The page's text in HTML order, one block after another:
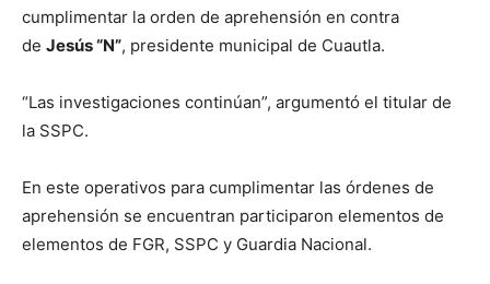
cumplimentar la orden de aprehensión en contra
de Jesús “N”, presidente municipal de Cuautla.
“Las investigaciones continúan”, argumentó el titular de
la SSPC.
En este operativos para cumplimentar las órdenes de
aprehensión se encuentran participaron elementos de
elementos de FGR, SSPC y Guardia Nacional.